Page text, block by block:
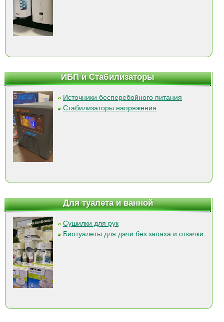
ИБП и Стабилизаторы
Источники бесперебойного питания
Стабилизаторы напряжения
Для туалета и ванной
Сушилки для рук
Биотуалеты для дачи без запаха и откачки